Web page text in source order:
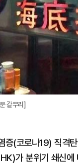
갈무리]
증(코로나19) 직격
가 분위기 쇄신에